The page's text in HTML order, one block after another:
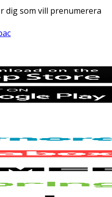
dig som vill prenumerera